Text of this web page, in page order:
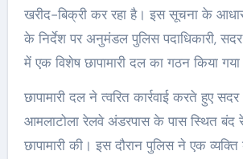
खरीद-बिक्री कर रहा है। इस सूचना के
के निर्देश पर अनुमंडल पुलिस पदाधिकारी,
में एक विशेष छापामारी दल का गठन किया
छापामारी दल ने त्वरित कार्रवाई करते हुए
आमलाटोला रेलवे अंडरपास के पास स्थित बंद
छापामारी की। इस दौरान पुलिस ने एक